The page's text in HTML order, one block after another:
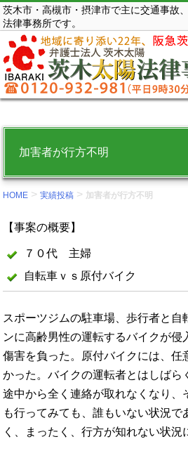
コ
ン
テ
ン
ツ
を
る。
茨木市・高槻市・摂津市で主に交通事故
法律事務所です。
加害者が行方不明
HOME >実績投稿 > 加害者が行方不明
【事案の概要】
７０代 主婦
自転車ｖｓ原付バイク
スポーツジムの駐車場、歩行者と自
ンに高齢男性の運転するバイクが侵
傷害を負った。原付バイクには、任
かった。バイクの運転者とはしばら
途中から全く連絡が取れなくなり、
も行ってみても、誰もいない状況で
く、まったく、行方が知れない状況